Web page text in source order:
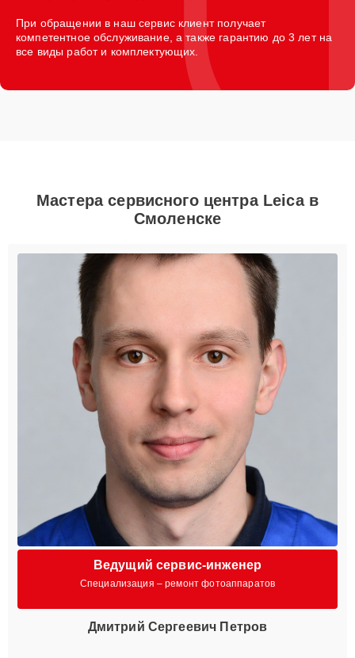
При обращении в наш сервис клиент получает
компетентное обслуживание, а также гарантию до 3 лет на
все виды работ и комплектующих.
Мастера сервисного центра Leica в
Смоленске
Ведущий сервис-инженер
Специализация – ремонт фотоаппаратов
Дмитрий Сергеевич Петров